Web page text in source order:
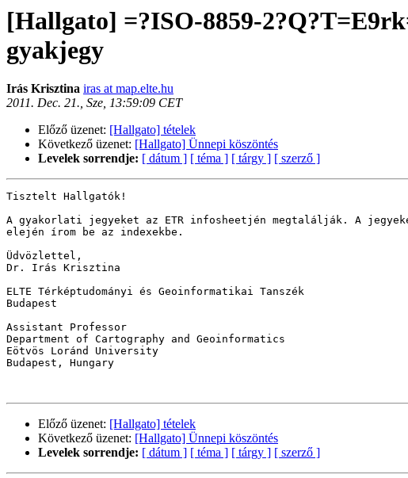
[Hallgato] =?ISO-8859-
gyakjegy
Irás Krisztina iras at map.elte.hu
2011. Dec. 21., Sze, 13:59:09 CET
Előző üzenet: [Hallgato] tételek
Következő üzenet: [Hallgato] Ünnepi köszöntés
Levelek sorrendje: [ dátum ] [ téma ] [ tárgy ] [ szerző ]
Tisztelt Hallgatók!
A gyakorlati jegyeket az ETR infosheetjén megtalálják. A
elején írom be az indexekbe.
Üdvözlettel,
Dr. Irás Krisztina
ELTE Térképtudományi és Geoinformatikai Tanszék
Budapest
Assistant Professor
Department of Cartography and Geoinformatics
Eötvös Loránd University
Budapest, Hungary
Előző üzenet: [Hallgato] tételek
Következő üzenet: [Hallgato] Ünnepi köszöntés
Levelek sorrendje: [ dátum ] [ téma ] [ tárgy ] [ szerző ]